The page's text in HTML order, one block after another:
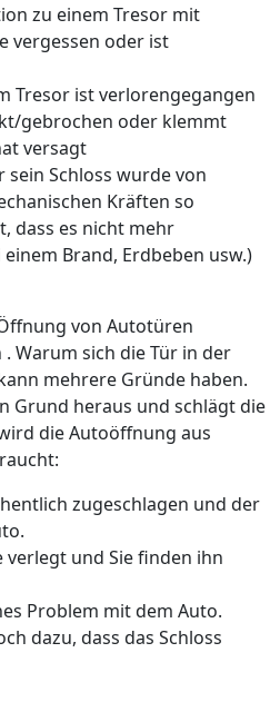
zu einem Tresor mit
vergessen oder ist
Tresor ist verlorengegangen
gebrochen oder klemmt
versagt
Schloss wurde von
Kräften so
dass es nicht mehr
Brand, Erdbeben usw.)
von Autotüren
Warum sich die Tür in der
mehrere Gründe haben.
Grund heraus und schlägt die
die Autoöffnung aus
zugeschlagen und der
verlegt und Sie finden ihn
Problem mit dem Auto.
dazu, dass das Schloss